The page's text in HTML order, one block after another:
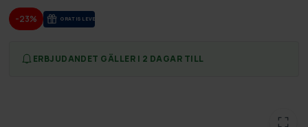
-23% GRA­TIS LE­VE­RANS
ERBJUDANDET GÄLLER I 2 DAGAR TILL